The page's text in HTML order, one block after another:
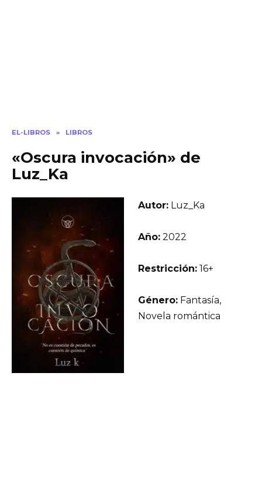
EL-LIBROS » LIBROS
«Oscura invocación» de
Luz_Ka
Autor: Luz_Ka
Año: 2022
Restricción: 16+
Género: Fantasía,
Novela romántica